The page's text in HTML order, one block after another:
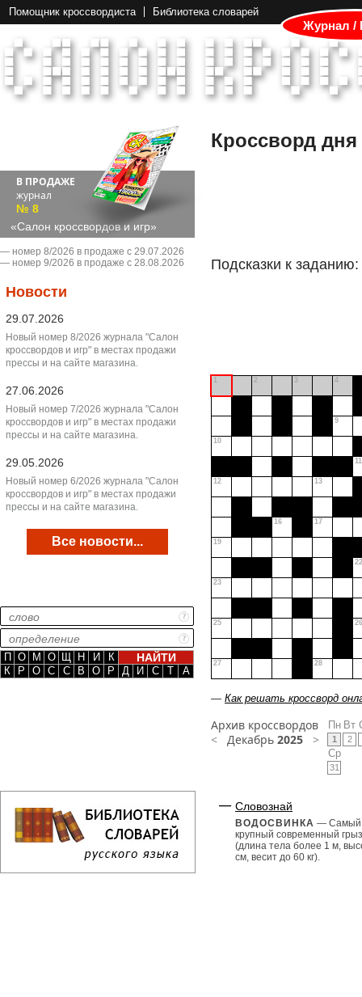
Помощник кроссвордиста Библиотека словарей
Журнал /
В ПРОДАЖЕ
журнал
№ 8
«Салон кроссвордов и игр»
― номер 8/2026 в продаже с 29.07.2026
― номер 9/2026 в продаже с 28.08.2026
Новости
29.07.2026
Новый номер 8/2026 журнала "Салон
кроссвордов и игр" в местах продажи
прессы и на сайте магазина.
27.06.2026
Новый номер 7/2026 журнала "Салон
кроссвордов и игр" в местах продажи
прессы и на сайте магазина.
29.05.2026
Новый номер 6/2026 журнала "Салон
кроссвордов и игр" в местах продажи
прессы и на сайте магазина.
Все новости...
П О М О Щ Н И
К
К
Р О С С В О Р Д И С Т А
Кроссворд дня
Подсказки к заданию:
1 2 3 4
9
10
11
12 13
16 17
19
22
23
25 26
27 28
— Как решать кроссворд
Архив кроссвордов
< Декабрь 2025 >
Пн
1
Вт
2
Ср
31
Словознай
ВОДОСВИНКА — Самый
крупный современный
(длина тела более 1 м,
см, весит до 60 кг).